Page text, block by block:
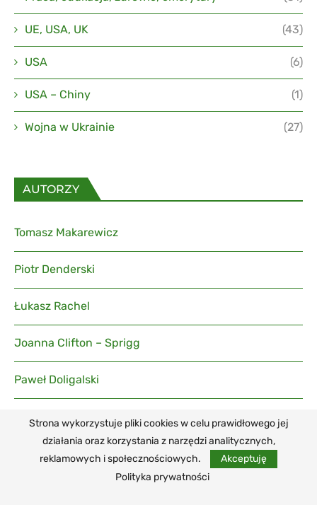
UE, USA, UK (43)
USA (6)
USA – Chiny (1)
Wojna w Ukrainie (27)
AUTORZY
Tomasz Makarewicz
Piotr Denderski
Łukasz Rachel
Joanna Clifton – Sprigg
Paweł Doligalski
Paweł Bukowski
Wojciech Paczos
Strona wykorzystuje pliki cookies w celu prawidłowego jej
działania oraz korzystania z narzędzi analitycznych,
reklamowych i społecznościowych.
Akceptuję
Polityka prywatności